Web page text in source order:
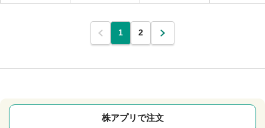
1 2
株アプリで注文